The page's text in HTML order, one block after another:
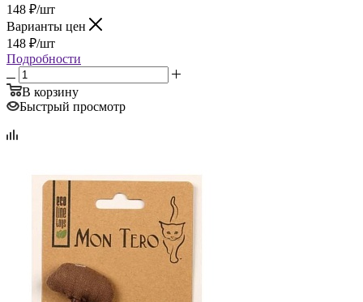
148 ₽/шт
Варианты цен
148 ₽/шт
Подробности
В корзину
Быстрый просмотр